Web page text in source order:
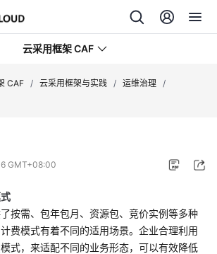
云采用框架 CAF
CAF / 云采用框架与实践 / 运维治理 /
GMT+08:00
按需、包年包月、资源包、竞价实例等多种
费模式有着不同的适用场景。企业合理利用
式，来适配不同的业务形态，可以有效降低